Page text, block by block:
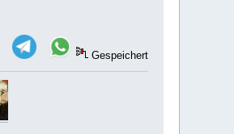
Gespeichert